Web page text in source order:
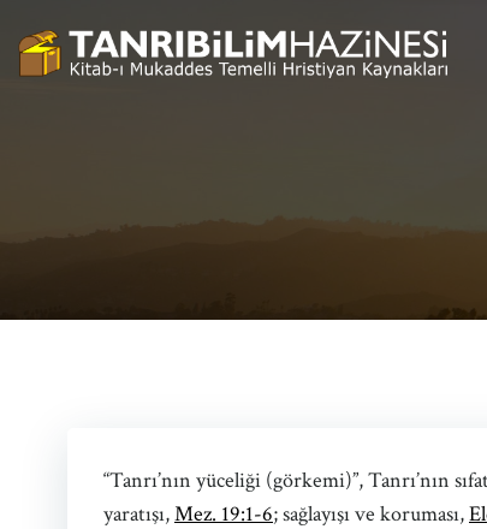
geç
“Tanrı’nın yüceliği (görkemi)”, Tanrı’nın
yaratışı,Mez. 19:1-6; sağlayışı ve koruması,